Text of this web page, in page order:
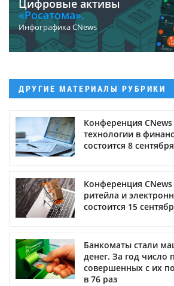
Цифровые активы
«Росатома».
Инфографика CNews
ДРУГИЕ МАТЕРИАЛЫ РУБРИКИ
Конференция
технологии в
состоится 8
Конференция
ритейла и
состоится 15
Банкоматы стали
денег. За год число
совершенных с их
в 76 раз